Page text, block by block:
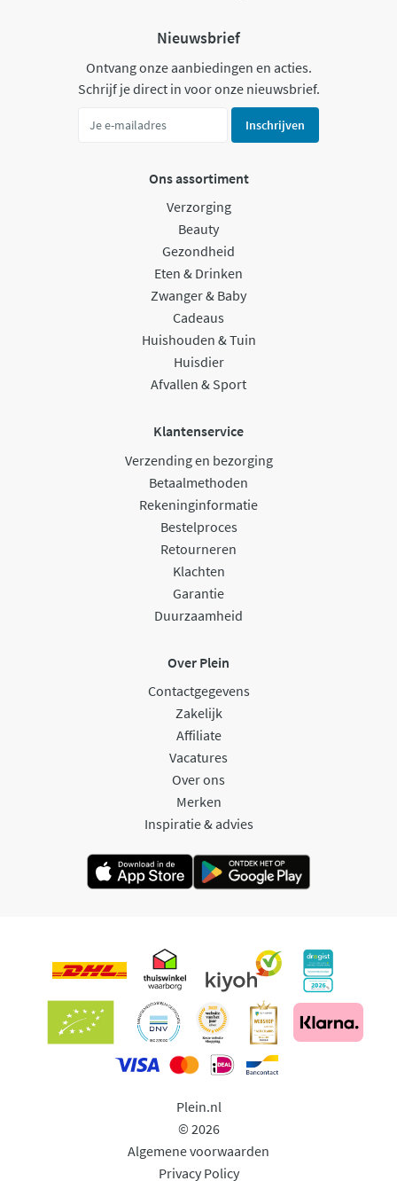
Nieuwsbrief
Ontvang onze aanbiedingen en acties.
Schrijf je direct in voor onze nieuwsbrief.
Inschrijven
Ons assortiment
Verzorging
Beauty
Gezondheid
Eten & Drinken
Zwanger & Baby
Cadeaus
Huishouden & Tuin
Huisdier
Afvallen & Sport
Klantenservice
Verzending en bezorging
Betaalmethoden
Rekeninginformatie
Bestelproces
Retourneren
Klachten
Garantie
Duurzaamheid
Over Plein
Contactgegevens
Zakelijk
Affiliate
Vacatures
Over ons
Merken
Inspiratie & advies
Plein.nl
© 2026
Algemene voorwaarden
Privacy Policy